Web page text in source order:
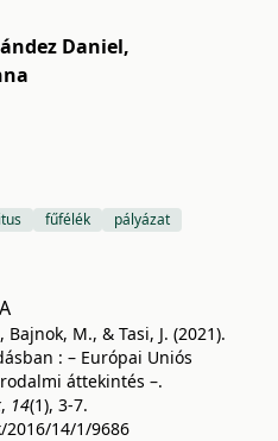
Daniel,
fűfélék pályázat
M., & Tasi, J. (2021).
: – Európai Uniós
áttekintés –.
, 14(1), 3-7.
14/1/9686